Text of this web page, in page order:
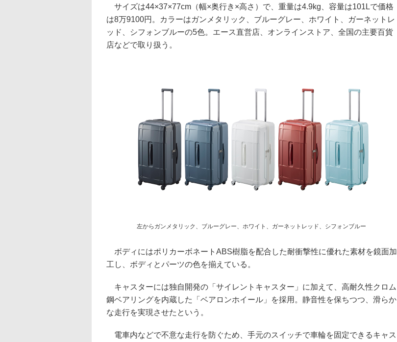
サイズは44×37×77cm（幅×奥行き×高さ）で、重量は4.9kg、容量は101Lで価格
は8万9100円。カラーはガンメタリック、ブルーグレー、ホワイト、ガーネットレ
ッド、シフォンブルーの5色。エース直営店、オンラインストア、全国の主要百貨
店などで取り扱う。
左からガンメタリック、ブルーグレー、ホワイト、ガーネットレッド、シフォンブルー
ボディにはポリカーボネートABS樹脂を配合した耐衝撃性に優れた素材を鏡面加
工し、ボディとパーツの色を揃えている。
キャスターには独自開発の「サイレントキャスター」に加えて、高耐久性クロム
鋼ベアリングを内蔵した「ベアロンホイール」を採用。静音性を保ちつつ、滑らか
な走行を実現させたという。
電車内などで不意な走行を防ぐため、手元のスイッチで車輪を固定できるキャス